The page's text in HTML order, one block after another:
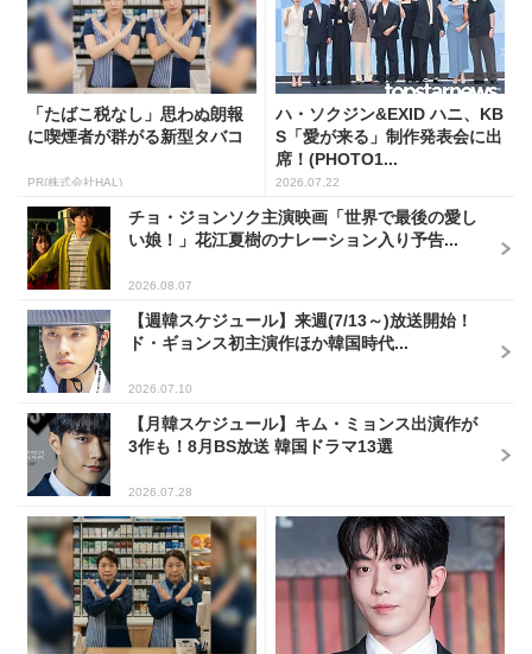
「たばこ税なし」思わぬ朗報
に喫煙者が群がる新型タバコ
PR(株式会社HAL)
ハ・ソクジン&EXID ハニ、KB
S「愛が来る」制作発表会に出
席！(PHOTO1...
2026.07.22
チョ・ジョンソク主演映画「世界で最後の愛し
い娘！」花江夏樹のナレーション入り予告...
2026.08.07
【週韓スケジュール】来週(7/13～)放送開始！
ド・ギョンス初主演作ほか韓国時代...
2026.07.10
【月韓スケジュール】キム・ミョンス出演作が
3作も！8月BS放送 韓国ドラマ13選
2026.07.28